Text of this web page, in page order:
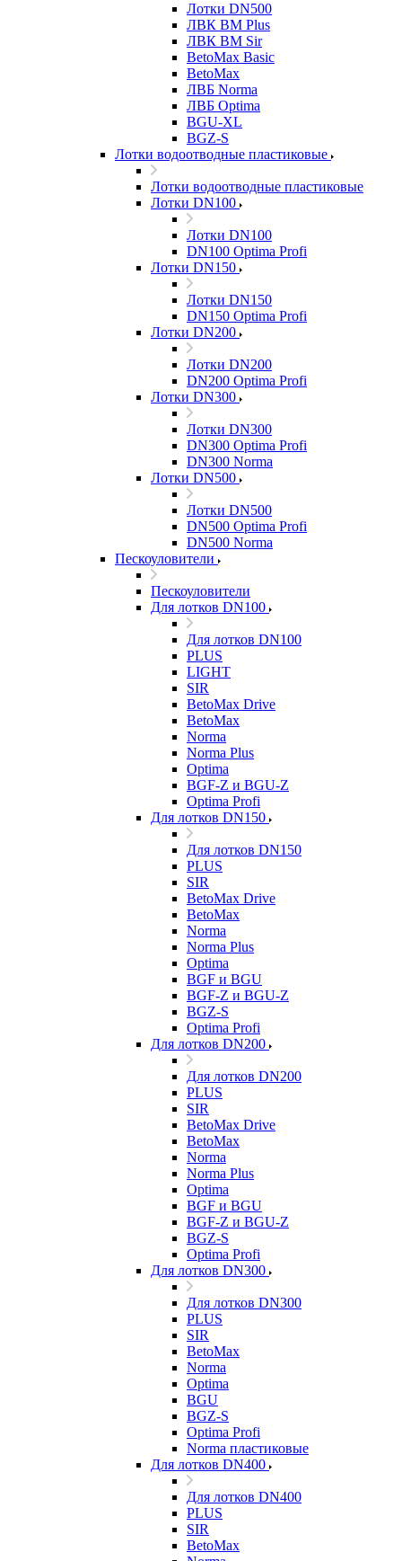
Лотки DN500
ЛВК ВМ Plus
ЛВК ВМ Sir
BetoMax Basic
BetoMax
ЛВБ Norma
ЛВБ Optima
BGU-XL
BGZ-S
Лотки водоотводные пластиковые
Лотки водоотводные пластиковые
Лотки DN100
Лотки DN100
DN100 Optima Profi
Лотки DN150
Лотки DN150
DN150 Optima Profi
Лотки DN200
Лотки DN200
DN200 Optima Profi
Лотки DN300
Лотки DN300
DN300 Optima Profi
DN300 Norma
Лотки DN500
Лотки DN500
DN500 Optima Profi
DN500 Norma
Пескоуловители
Пескоуловители
Для лотков DN100
Для лотков DN100
PLUS
LIGHT
SIR
BetoMax Drive
BetoMax
Norma
Norma Plus
Optima
BGF-Z и BGU-Z
Optima Profi
Для лотков DN150
Для лотков DN150
PLUS
SIR
BetoMax Drive
BetoMax
Norma
Norma Plus
Optima
BGF и BGU
BGF-Z и BGU-Z
BGZ-S
Optima Profi
Для лотков DN200
Для лотков DN200
PLUS
SIR
BetoMax Drive
BetoMax
Norma
Norma Plus
Optima
BGF и BGU
BGF-Z и BGU-Z
BGZ-S
Optima Profi
Для лотков DN300
Для лотков DN300
PLUS
SIR
BetoMax
Norma
Optima
BGU
BGZ-S
Optima Profi
Norma пластиковые
Для лотков DN400
Для лотков DN400
PLUS
SIR
BetoMax